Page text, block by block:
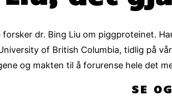
forsker dr. Bing Liu om piggproteinet.
of British Columbia, tidlig på
og makten til å forurense hele det
SE